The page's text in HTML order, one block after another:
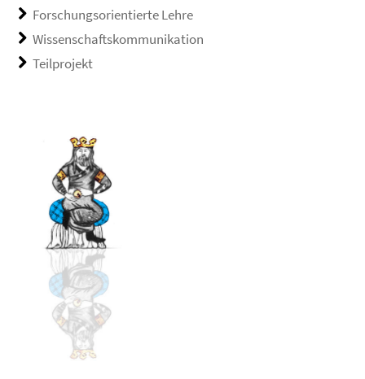
Forschungsorientierte Lehre
Wissenschaftskommunikation
Teilprojekt